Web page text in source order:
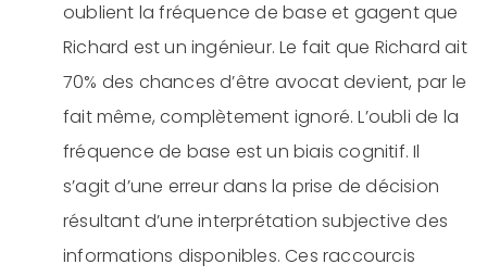
oublient la fréquence de base et gagent que
Richard est un ingénieur. Le fait que Richard ait
70% des chances d’être avocat devient, par le
fait même, complètement ignoré. L’oubli de la
fréquence de base est un biais cognitif. Il
s’agit d’une erreur dans la prise de décision
résultant d’une interprétation subjective des
informations disponibles. Ces raccourcis